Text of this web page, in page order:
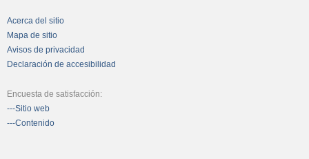
Acerca del sitio
Mapa de sitio
Avisos de privacidad
Declaración de accesibilidad
Encuesta de satisfacción:
---Sitio web
---Contenido